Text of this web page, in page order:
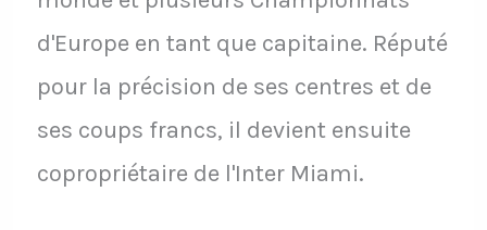
d'Europe en tant que capitaine. Réputé
pour la précision de ses centres et de
ses coups francs, il devient ensuite
copropriétaire de l'Inter Miami.